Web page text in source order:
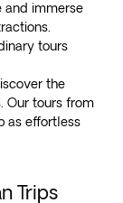
and immerse
tours
the
Our tours from
as effortless
Trips